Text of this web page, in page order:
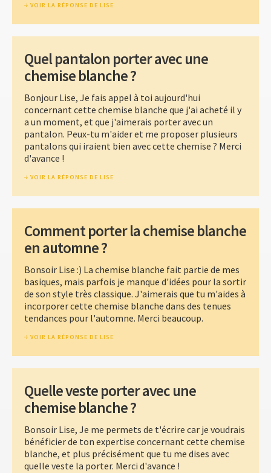
VOIR LA RÉPONSE DE LISE
Quel pantalon porter avec une
chemise blanche ?
Bonjour Lise, Je fais appel à toi aujourd'hui
concernant cette chemise blanche que j'ai acheté il y
a un moment, et que j'aimerais porter avec un
pantalon. Peux-tu m'aider et me proposer plusieurs
pantalons qui iraient bien avec cette chemise ? Merci
d'avance !
VOIR LA RÉPONSE DE LISE
Comment porter la chemise blanche
en automne ?
Bonsoir Lise :) La chemise blanche fait partie de mes
basiques, mais parfois je manque d'idées pour la sortir
de son style très classique. J'aimerais que tu m'aides à
incorporer cette chemise blanche dans des tenues
tendances pour l'automne. Merci beaucoup.
VOIR LA RÉPONSE DE LISE
Quelle veste porter avec une
chemise blanche ?
Bonsoir Lise, Je me permets de t'écrire car je voudrais
bénéficier de ton expertise concernant cette chemise
blanche, et plus précisément que tu me dises avec
quelle veste la porter. Merci d'avance !